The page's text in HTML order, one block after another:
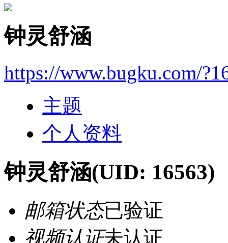
钟灵舒涵
https://www.bugku.com/
主题
个人资料
钟灵舒涵(UID: 16563)
邮箱状态已验证
视频认证未认证